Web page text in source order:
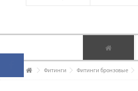
Фитинги Фитинги бронзовые